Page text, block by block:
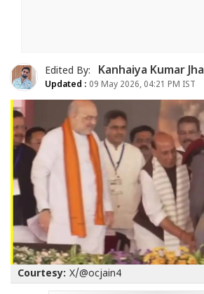
Edited By: Kanhaiya Kumar Jha
Updated : 09 May 2026, 04:21 PM IST
Courtesy: X/@ocjain4